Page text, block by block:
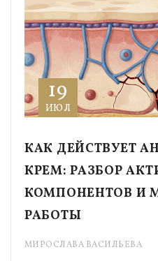
19
ИЮЛ
КАК ДЕЙСТВУЕТ
КРЕМ: РАЗБОР
КОМПОНЕНТОВ И
РАБОТЫ
МИРОСЛАВА ВАСИЛЬЕВА